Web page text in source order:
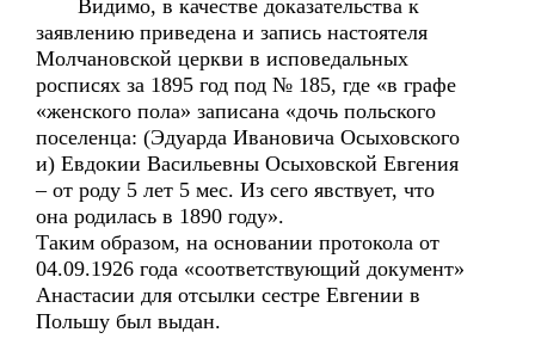
Видимо, в качестве доказательства к
заявлению приведена и запись настоятеля
Молчановской церкви в исповедальных
росписях за 1895 год под № 185, где «в графе
«женского пола» записана «дочь польского
поселенца: (Эдуарда Ивановича Осыховского
и) Евдокии Васильевны Осыховской Евгения
– от роду 5 лет 5 мес. Из сего явствует, что
она родилась в 1890 году».
Таким образом, на основании протокола от
04.09.1926 года «соответствующий документ»
Анастасии для отсылки сестре Евгении в
Польшу был выдан.